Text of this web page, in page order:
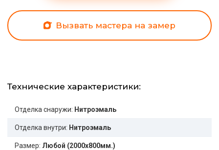
Вызвать мастера на замер
Технические характеристики:
Отделка снаружи: Нитроэмаль
Отделка внутри: Нитроэмаль
Размер: Любой (2000x800мм.)